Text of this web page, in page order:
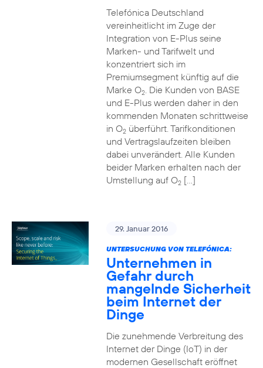
Telefónica Deutschland
vereinheitlicht im Zuge der
Integration von E-Plus seine
Marken- und Tarifwelt und
konzentriert sich im
Premiumsegment künftig auf die
Marke O2. Die Kunden von BASE
und E-Plus werden daher in den
kommenden Monaten schrittweise
in O2überführt. Tarifkonditionen
und Vertragslaufzeiten bleiben
dabei unverändert. Alle Kunden
beider Marken erhalten nach der
Umstellung auf O2[…]
29. Januar 2016
UNTERSUCHUNG VON TELEFÓNICA:
Unternehmen in
Gefahr durch
mangelnde Sicherheit
beim Internet der
Dinge
Die zunehmende Verbreitung des
Internet der Dinge (IoT) in der
modernen Gesellschaft eröffnet